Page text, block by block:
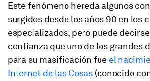
Este fenómeno hereda algunos
surgidos desde los años 90 en los
especializados, pero puede
confianza que uno de los grandes
para su masificación fue el
Internet de las Cosas (conocido